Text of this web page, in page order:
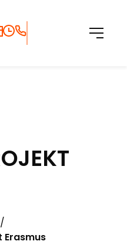
/
Erasmus